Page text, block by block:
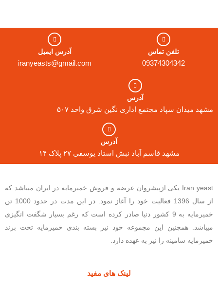
تلفن تماس
09374304342
آدرس ایمیل
iranyeasts@gmail.com
آدرس
مشهد میدان سپاد مجتمع اداری نگین شرق واحد ۵۰۷
آدرس
مشهد قاسم آباد نبش استاد یوسفی ۲۷ پلاک ۱۴
Iran yeast یکی ازپیشروان عرضه و فروش خمیرمایه در ایران میباشد که
از سال 1396 فعالیت خود را آغاز نمود. در این مدت در حدود 1000 تن
خمیرمایه به 9 کشور دنیا صادر کرده است که رغم بسیار شگفت انگیزی
میباشد. همچنین این مجموعه خود نیز بسته بندی خمیرمایه تحت برند
خمیرمایه سامینه را نیز به عهده دارد.
لینک های مفید